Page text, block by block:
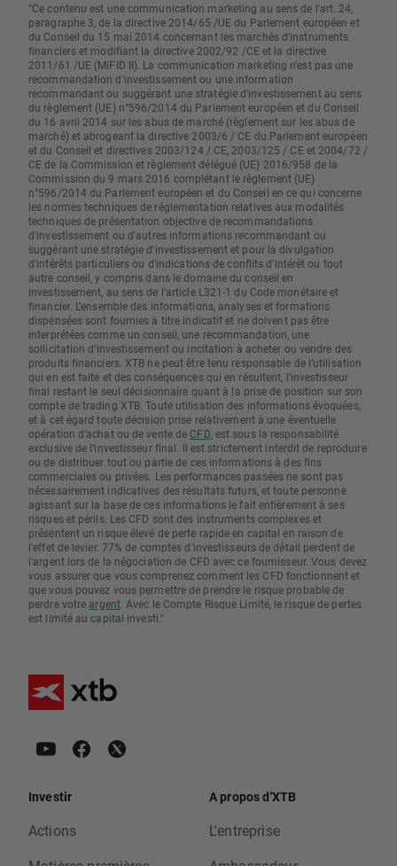
"Ce contenu est une communication marketing au sens de l'art. 24,
paragraphe 3, de la directive 2014/65 /UE du Parlement européen et
du Conseil du 15 mai 2014 concernant les marchés d'instruments
financiers et modifiant la directive 2002/92 /CE et la directive
2011/61 /UE (MiFID II). La communication marketing n'est pas une
recommandation d'investissement ou une information
recommandant ou suggérant une stratégie d'investissement au sens
du règlement (UE) n°596/2014 du Parlement européen et du Conseil
du 16 avril 2014 sur les abus de marché (règlement sur les abus de
marché) et abrogeant la directive 2003/6 / CE du Parlement européen
et du Conseil et directives 2003/124 / CE, 2003/125 / CE et 2004/72 /
CE de la Commission et règlement délégué (UE) 2016/958 de la
Commission du 9 mars 2016 complétant le règlement (UE)
n°596/2014 du Parlement européen et du Conseil en ce qui concerne
les normes techniques de réglementation relatives aux modalités
techniques de présentation objective de recommandations
d'investissement ou d'autres informations recommandant ou
suggérant une stratégie d'investissement et pour la divulgation
d'intérêts particuliers ou d'indications de conflits d'intérêt ou tout
autre conseil, y compris dans le domaine du conseil en
investissement, au sens de l'article L321-1 du Code monétaire et
financier. L’ensemble des informations, analyses et formations
dispensées sont fournies à titre indicatif et ne doivent pas être
interprétées comme un conseil, une recommandation, une
sollicitation d’investissement ou incitation à acheter ou vendre des
produits financiers. XTB ne peut être tenu responsable de l’utilisation
qui en est faite et des conséquences qui en résultent, l’investisseur
final restant le seul décisionnaire quant à la prise de position sur son
compte de trading XTB. Toute utilisation des informations évoquées,
et à cet égard toute décision prise relativement à une éventuelle
opération d’achat ou de vente de CFD , est sous la responsabilité
exclusive de l’investisseur final. Il est strictement interdit de reproduire
ou de distribuer tout ou partie de ces informations à des fins
commerciales ou privées. Les performances passées ne sont pas
nécessairement indicatives des résultats futurs, et toute personne
agissant sur la base de ces informations le fait entièrement à ses
risques et périls. Les CFD sont des instruments complexes et
présentent un risque élevé de perte rapide en capital en raison de
l'effet de levier. 77% de comptes d'investisseurs de détail perdent de
l'argent lors de la négociation de CFD avec ce fournisseur. Vous devez
vous assurer que vous comprenez comment les CFD fonctionnent et
que vous pouvez vous permettre de prendre le risque probable de
perdre votre argent. Avec le Compte Risque Limité, le risque de pertes
est limité au capital investi."
Investir
Actions
A propos d'XTB
L'entreprise